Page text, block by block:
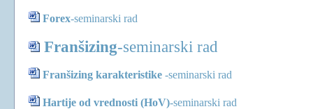
Forex-seminarski rad
Franšizing-seminarski rad
Franšizing karakteristike -seminarski rad
Hartije od vrednosti (HoV)-seminarski rad